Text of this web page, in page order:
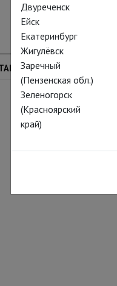
Двуреченск
Ейск
Екатеринбург
Жигулёвск
Заречный
(Пензенская обл.)
Зеленогорск
(Красноярский
край)